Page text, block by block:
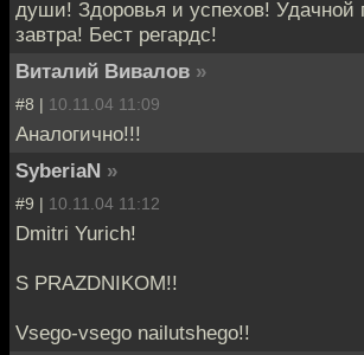
души! Здоровья и успехов! Удачной
завтра! Бест регардс!
Виталий Вивалов »
#8 | 10.11.04 11:09
Аналогично!!!
SyberiaN »
#9 | 10.11.04 11:12
Dmitri Yurich!
S PRAZDNIKOM!!
Vsego-vsego nailutshego!!